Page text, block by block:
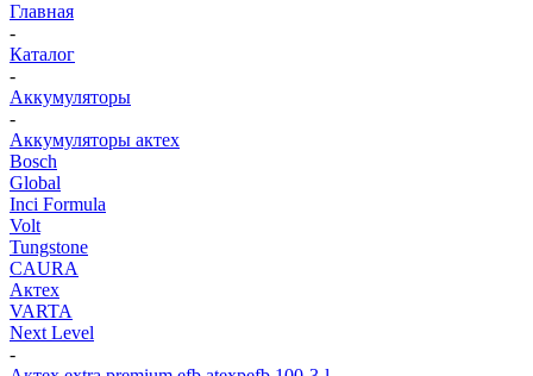
Главная
-
Каталог
-
Аккумуляторы
-
Аккумуляторы актех
Bosch
Global
Inci Formula
Volt
Tungstone
CAURA
Актех
VARTA
Next Level
-